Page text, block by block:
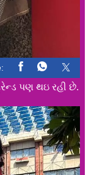
પણ થઇ રહી છે.